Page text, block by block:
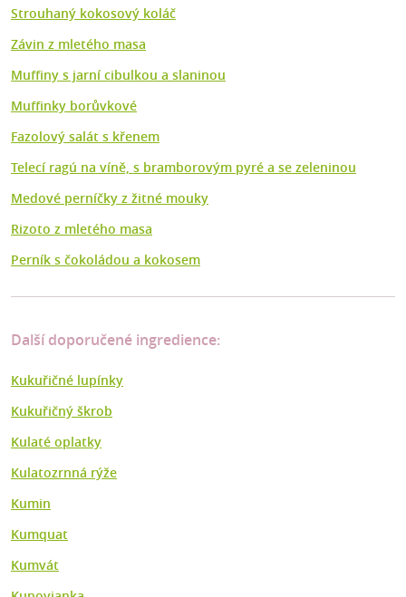
Strouhaný kokosový koláč
Závin z mletého masa
Muffiny s jarní cibulkou a slaninou
Muffinky borůvkové
Fazolový salát s křenem
Telecí ragú na víně, s bramborovým pyré a se zeleninou
Medové perníčky z žitné mouky
Rizoto z mletého masa
Perník s čokoládou a kokosem
Další doporučené ingredience:
Kukuřičné lupínky
Kukuřičný škrob
Kulaté oplatky
Kulatozrnná rýže
Kumin
Kumquat
Kumvát